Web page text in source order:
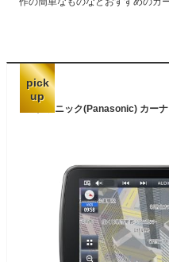
pick
up